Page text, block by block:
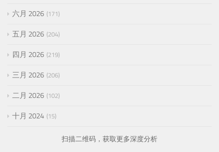
六月 2026 171
五月 2026 204
四月 2026 219
三月 2026 206
二月 2026 102
十月 2024 15
扫描二维码，获取更多深度分析